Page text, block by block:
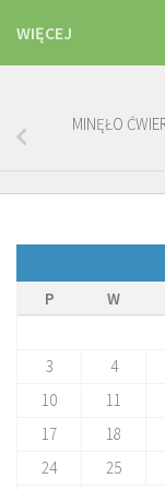
WIĘCEJ
MINĘŁO
P
W
3
4
10
11
17
18
24
25